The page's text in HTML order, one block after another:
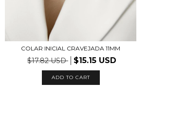
COLAR INICIAL CRAVEJADA 11MM
$17.82 USD $15.15 USD
ADD TO CART